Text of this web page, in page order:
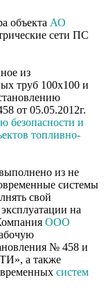
объекта АО
сети ПС
из
труб 100х100 и
от 05.05.2012г.
безопасности и
топливно-
из не
системы
свой
на
ООО
№ 458 и
а также
систем